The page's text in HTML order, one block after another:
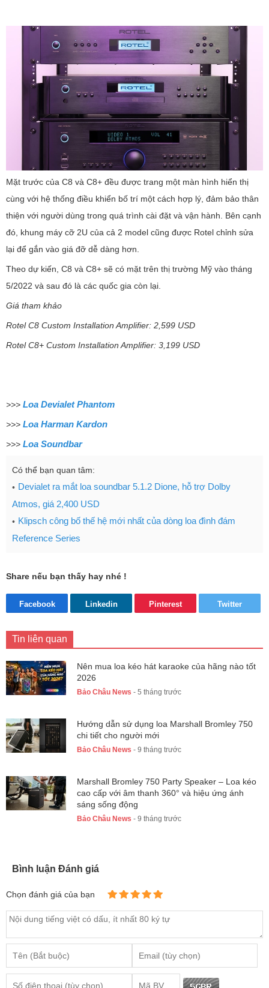
Mặt trước của C8 và C8+ đều được trang một màn hình hiển thị
cùng với hệ thống điều khiển bố trí một cách hợp lý, đảm bảo thân
thiện với người dùng trong quá trình cài đặt và vận hành. Bên cạnh
đó, khung máy cỡ 2U của cả 2 model cũng được Rotel chỉnh sửa
lại để gắn vào giá đỡ dễ dàng hơn.
Theo dự kiến, C8 và C8+ sẽ có mặt trên thị trường Mỹ vào tháng
5/2022 và sau đó là các quốc gia còn lại.
Giá tham khảo
Rotel C8 Custom Installation Amplifier: 2,599 USD
Rotel C8+ Custom Installation Amplifier: 3,199 USD
>>> Loa Devialet Phantom
>>> Loa Harman Kardon
>>> Loa Soundbar
Có thể bạn quan tâm:
Devialet ra mắt loa soundbar 5.1.2 Dione, hỗ trợ Dolby
Atmos, giá 2,400 USD
Klipsch công bố thế hệ mới nhất của dòng loa đình đám
Reference Series
Share nếu bạn thấy hay nhé !
Facebook Linkedin Pinterest Twitter
Tin liên quan
Nên mua loa kéo hát karaoke của hãng nào tốt
2026
Bảo Châu News - 5 tháng trước
Hướng dẫn sử dụng loa Marshall Bromley 750
chi tiết cho người mới
Bảo Châu News - 9 tháng trước
Marshall Bromley 750 Party Speaker – Loa kéo
cao cấp với âm thanh 360° và hiệu ứng ánh
sáng sống động
Bảo Châu News - 9 tháng trước
Bình luận Đánh giá
Chọn đánh giá của bạn